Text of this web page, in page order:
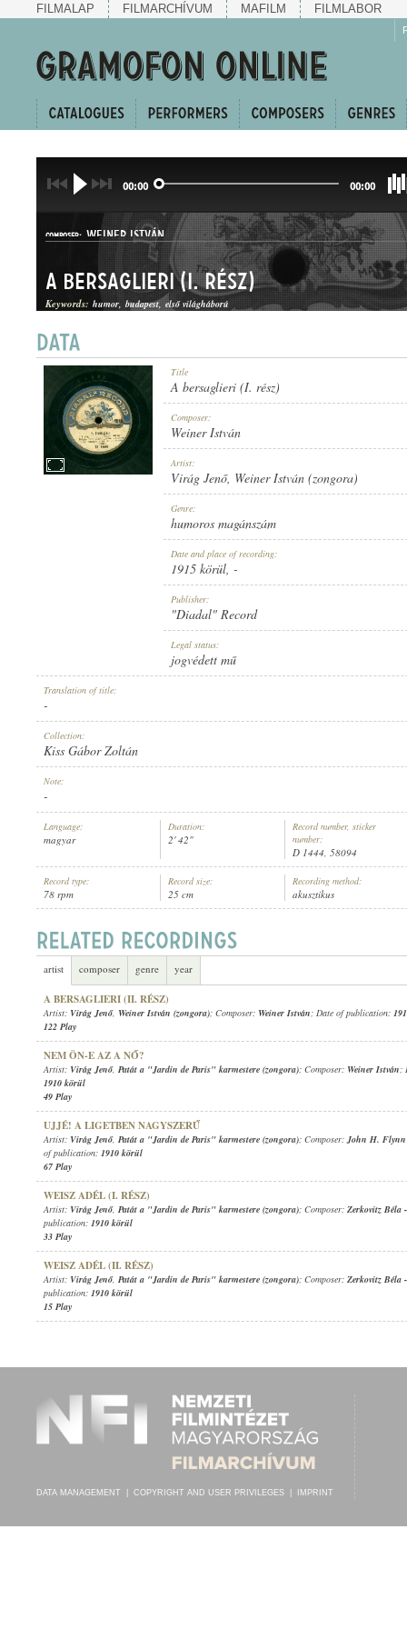
FILMALAP FILMARCHÍVUM MAFILM FILMLABOR
00:00 00:00
COMPOSER: WEINER ISTVÁN
HUMOROS MAGÁNSZÁM
"DIADAL" RECORD
RECORD NUMBER:
A bersaglieri (I. rész)
Keywords: humor budapest első világháború
Title
A bersaglieri (I. rész)
Composer:
Weiner István
Artist:
Virág Jenő, Weiner István (zongora)
Genre:
humoros magánszám
Date and place of recording:
1915 körül, -
Publisher:
"Diadal" Record
Legal status:
jogvédett mű
Translation of title:
-
Collection:
Kiss Gábor Zoltán
Note:
-
Language:
magyar
Duration:
2' 42"
Record number, sticker
number:
D 1444, 58094
Record type:
78 rpm
Record size:
25 cm
Recording method:
akusztikus
artist composer genre year
A BERSAGLIERI (II. RÉSZ)
Artist: Virág Jenő, Weiner István (zongora); Composer: Weiner István; Date of publication:
122 Play
NEM ÖN-E AZ A NŐ?
Artist: Virág Jenő, Patát a "Jardin de Paris" karmestere (zongora); Composer: Weiner István;
1910 körül
49 Play
UJJÉ! A LIGETBEN NAGYSZERŰ
Artist: Virág Jenő, Patát a "Jardin de Paris" karmestere (zongora); Composer:John H. Flynn
of publication: 1910 körül
67 Play
WEISZ ADÉL (I. RÉSZ)
Artist: Virág Jenő, Patát a "Jardin de Paris" karmestere (zongora); Composer: Zerkovitz Béla
publication: 1910 körül
33 Play
WEISZ ADÉL (II. RÉSZ)
Artist: Virág Jenő, Patát a "Jardin de Paris" karmestere (zongora); Composer: Zerkovitz Béla
publication: 1910 körül
15 Play
DATA MANAGEMENT COPYRIGHT AND USER PRIVILEGES IMPRINT